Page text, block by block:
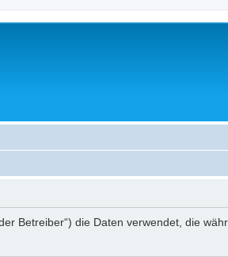
Betreiber“) die Daten verwendet, die